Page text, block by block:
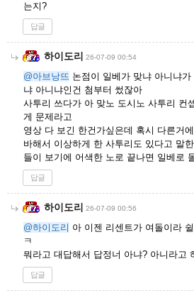
는지?
답글
하이도리 26-07-09 00:54
@아브낭뜨 논점이 일베가 맞냐 아니냐
냐 아니냐인건 첨부터 썼잖아
사투리 쓰다가 아 맞노 도시노 사투리 컨
게 문제라고
영상 다 보긴 한건가싶은데 혹시 다른거
바해서 이상하게 한 사투리도 있다고 말
들이 보기에 어색한 노로 끝나면 일베로
답글
하이도리 26-07-09 00:56
@하이도리 아 이젠 리센트가 여돌이라
ㅋ
뭐라고 대답해서 답정너 아냐? 아니라고
답글